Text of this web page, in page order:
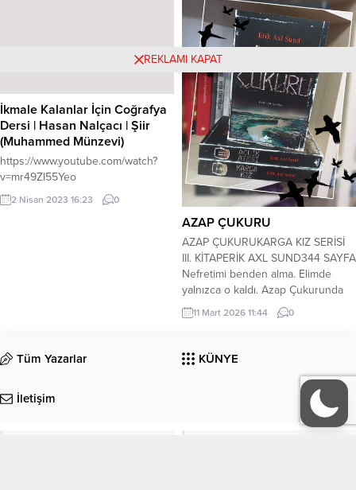
kırmızı açarken sefa çiçekleri Sen...
seçilmiş, daha önce bu konuda
kaleme alınmış ve çoğu birbirinin
tekrarı olan onlarca kitabın...
İkmale Kalanlar İçin Coğrafya
Dersi | Hasan Nalçacı | Şiir
(Muhammed Münzevi)
https://www.youtube.com/watch?
v=mr49ZI55Yeo
2 Nisan 2023 16:23 0
AZAP ÇUKURU
AZAP ÇUKURUKARGA KIZ SERİSİ
III. KİTAPERİK AXL SUND344 SAYFA
Nefretimi benden alma. Elimde
yalnızca o kaldı. Azap Çukurunda
Şahit Olacaklarına Dayanabilecek
misin? Uzun ve geren bir
Hülya ile. Teşekkür ediyorum canım
eşlik ettiğin için Daha nice
heyecanlı macerada buluşmak
11 Mart 2026 11:44 0
Tüm Yazarlar KÜNYE
İletişim
REKLAMI KAPAT